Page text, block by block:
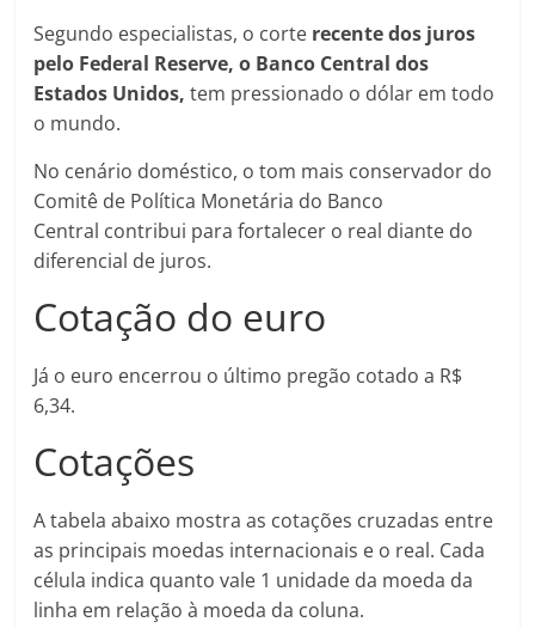
Segundo especialistas, o corte recente dos juros
pelo Federal Reserve, o Banco Central dos
Estados Unidos, tem pressionado o dólar em todo
o mundo.
No cenário doméstico, o tom mais conservador do
Comitê de Política Monetária do Banco
Central contribui para fortalecer o real diante do
diferencial de juros.
Cotação do euro
Já o euro encerrou o último pregão cotado a R$
6,34.
Cotações
A tabela abaixo mostra as cotações cruzadas entre
as principais moedas internacionais e o real. Cada
célula indica quanto vale 1 unidade da moeda da
linha em relação à moeda da coluna.